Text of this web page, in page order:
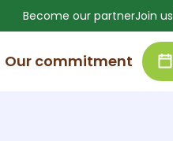
Become our partnerJoin us
Our commitment